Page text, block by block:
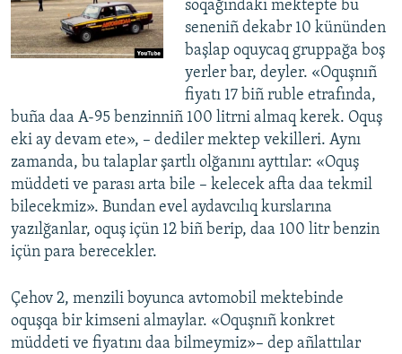
soqağındaki mektepte bu
seneniñ dekabr 10 kününden
başlap oquycaq gruppağa boş
yerler bar, deyler. «Oquşnıñ
fiyatı 17 biñ ruble etrafında,
buña daa A-95 benzinniñ 100 litrni almaq kerek. Oquş
eki ay devam ete», – dediler mektep vekilleri. Aynı
zamanda, bu talaplar şartlı olğanını ayttılar: «Oquş
müddeti ve parası arta bile – kelecek afta daa tekmil
bilecekmiz». Bundan evel aydavcılıq kurslarına
yazılğanlar, oquş içün 12 biñ berip, daa 100 litr benzin
içün para berecekler.
Çehov 2, menzili boyunca avtomobil mektebinde
oquşqa bir kimseni almaylar. «Oquşnıñ konkret
müddeti ve fiyatını daa bilmeymiz»– dep añlattılar